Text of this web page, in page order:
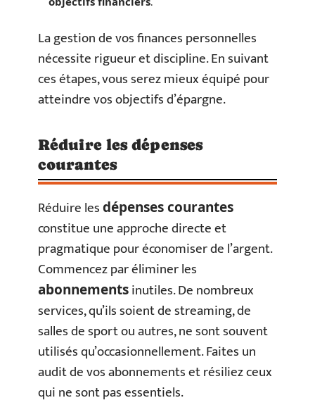
La gestion de vos finances personnelles
nécessite rigueur et discipline. En suivant
ces étapes, vous serez mieux équipé pour
atteindre vos objectifs d’épargne.
Réduire les dépenses
courantes
Réduire lesdépenses courantes
constitue une approche directe et
pragmatique pour économiser de l’argent.
Commencez par éliminer les
abonnementsinutiles. De nombreux
services, qu’ils soient de streaming, de
salles de sport ou autres, ne sont souvent
utilisés qu’occasionnellement. Faites un
audit de vos abonnements et résiliez ceux
qui ne sont pas essentiels.